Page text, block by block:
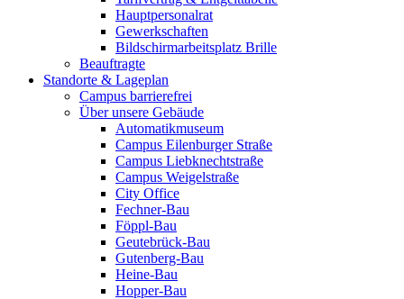
Hauptpersonalrat
Gewerkschaften
Bildschirmarbeitsplatz Brille
Beauftragte
Standorte & Lageplan
Campus barrierefrei
Über unsere Gebäude
Automatikmuseum
Campus Eilenburger Straße
Campus Liebknechtstraße
Campus Weigelstraße
City Office
Fechner-Bau
Föppl-Bau
Geutebrück-Bau
Gutenberg-Bau
Heine-Bau
Hopper-Bau